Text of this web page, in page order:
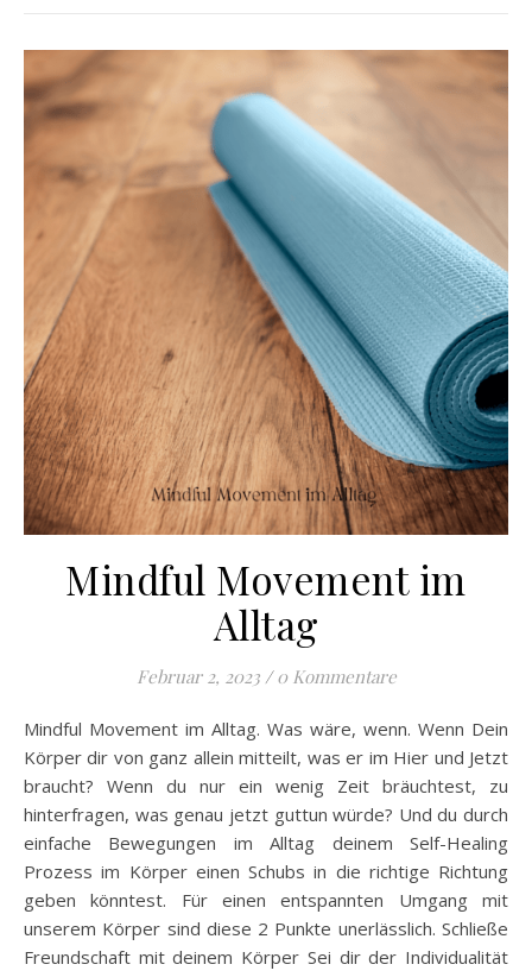
Mindful Movement im
Alltag
Februar 2, 2023 / 0 Kommentare
Mindful Movement im Alltag. Was wäre, wenn. Wenn Dein
Körper dir von ganz allein mitteilt, was er im Hier und Jetzt
braucht? Wenn du nur ein wenig Zeit bräuchtest, zu
hinterfragen, was genau jetzt guttun würde? Und du durch
einfache Bewegungen im Alltag deinem Self-Healing
Prozess im Körper einen Schubs in die richtige Richtung
geben könntest. Für einen entspannten Umgang mit
unserem Körper sind diese 2 Punkte unerlässlich. Schließe
Freundschaft mit deinem Körper Sei dir der Individualität